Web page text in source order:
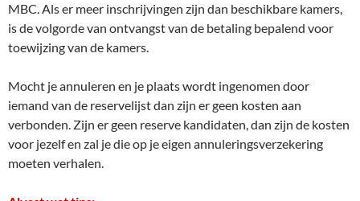
MBC. Als er meer inschrijvingen zijn dan beschikbare kamers,
is de volgorde van ontvangst van de betaling bepalend voor
toewijzing van de kamers.
Mocht je annuleren en je plaats wordt ingenomen door
iemand van de reservelijst dan zijn er geen kosten aan
verbonden. Zijn er geen reserve kandidaten, dan zijn de kosten
voor jezelf en zal je die op je eigen annuleringsverzekering
moeten verhalen.